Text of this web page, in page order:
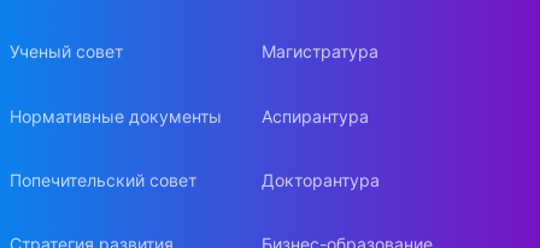
Ученый совет
Нормативные документы
Попечительский совет
Стратегия развития
Магистратура
Аспирантура
Докторантура
Бизнес-образование